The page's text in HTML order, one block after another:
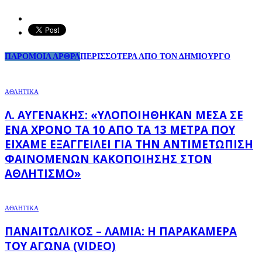
ΠΑΡΟΜΟΙΑ ΑΡΘΡΑΠΕΡΙΣΣΟΤΕΡΑ ΑΠΟ ΤΟΝ ΔΗΜΙΟΥΡΓΟ
ΑΘΛΗΤΙΚΑ
Λ. ΑΥΓΕΝΆΚΗΣ: «ΥΛΟΠΟΙΉΘΗΚΑΝ ΜΈΣΑ ΣΕ
ΈΝΑ ΧΡΌΝΟ ΤΑ 10 ΑΠΌ ΤΑ 13 ΜΈΤΡΑ ΠΟΥ
ΕΊΧΑΜΕ ΕΞΑΓΓΕΊΛΕΙ ΓΙΑ ΤΗΝ ΑΝΤΙΜΕΤΏΠΙΣΗ
ΦΑΙΝΟΜΈΝΩΝ ΚΑΚΟΠΟΊΗΣΗΣ ΣΤΟΝ
ΑΘΛΗΤΙΣΜΌ»
ΑΘΛΗΤΙΚΑ
ΠΑΝΑΙΤΩΛΙΚΌΣ – ΛΑΜΊΑ: Η ΠΑΡΑΚΆΜΕΡΑ
ΤΟΥ ΑΓΏΝΑ (VIDEO)